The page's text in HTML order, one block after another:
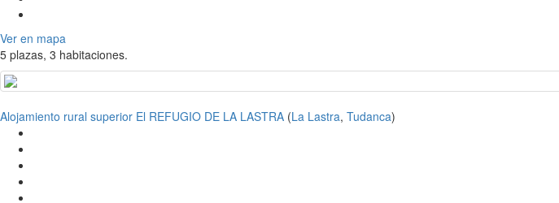
Ver en mapa
5 plazas, 3 habitaciones.
Alojamiento rural superior El REFUGIO DE LA LASTRA (La Lastra, Tudanca)